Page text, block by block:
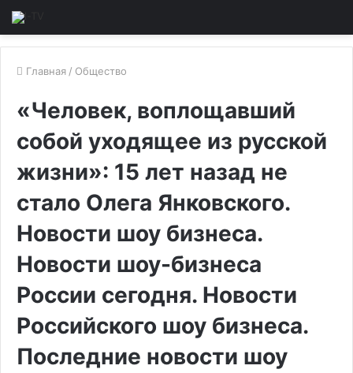
Главная / Общество
«Человек, воплощавший
собой уходящее из русской
жизни»: 15 лет назад не
стало Олега Янковского.
Новости шоу бизнеса.
Новости шоу-бизнеса
России сегодня. Новости
Российского шоу бизнеса.
Последние новости шоу